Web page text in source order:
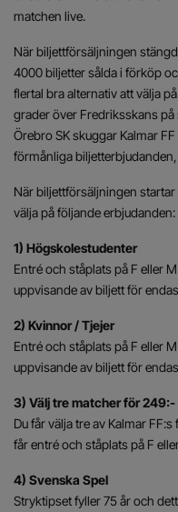
matchen live.
När biljettförsäljningen
4000 biljetter sålda i förköp
flertal bra alternativ att välja
grader över Fredriksskans
Örebro SK skuggar Kalmar
förmånliga
När biljettförsäljningen
välja på följande erbjudanden:
1) Högskolestudenter
Entré och ståplats på F eller
uppvisande av biljett för
2) Kvinnor / Tjejer
Entré och ståplats på F eller
uppvisande av biljett för
3) Välj tre matcher för 249:-
Du får välja tre av Kalmar
får entré och ståplats på F
4) Svenska Spel
Stryktipset fyller 75 år och